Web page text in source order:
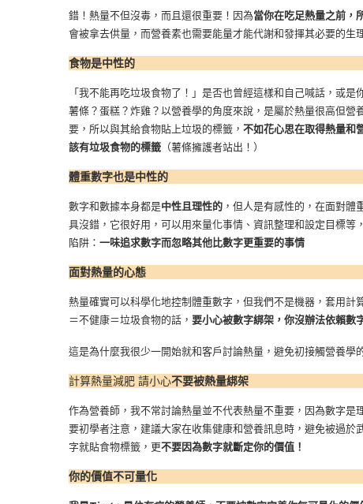
錯！熱量不但沒毒，而且還很重要！因為當你在吃足熱量之前，
會被拿去供量，而營養素也需要能量才能代謝和發揮其必要的生
食物是中性的
「我不能再吃垃圾食物了！」是否也曾經這樣和自己喊話，或
薯條？蛋糕？炸雞？以營養學的角度來說，是屬於熱量很高但
要，所以與其給食物貼上垃圾的標籤， 不如花心思在取得熱量和
該有垃圾食物的標籤 （薯條擁護者站出！）
體重數字也是中性的
數字和數據本身都是中性且理性的 ，但人是有感性的，在面對
具沒錯，它很好用，可以用來量化事情、資訊整理和設定目標
陷阱： 一味追求數字而忽略其他比數字更重要的事情
面對熱量的心態
熱量確實可以科學化地控制體重數字，但我們不是機器，套用
＝不健康＝垃圾食物的話， 要小心被數字綁架，你沒辦法依賴數
這是為什麼我很少一開始就和客戶討論熱量，避免初接觸營養學
計算熱量減肥 請小心不要被熱量綁架
作為營養師，我不常討論熱量並不代表熱量不重要，因為數字
要初學者注意，建議大家在收集健康和營養訊息時，避免被過
字就貼食物標籤，更不要因為數字就斷定你的價值！
你的價值不可量化